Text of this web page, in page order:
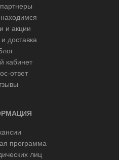
и акции
доставка
кабинет
ответ
программа
лиц